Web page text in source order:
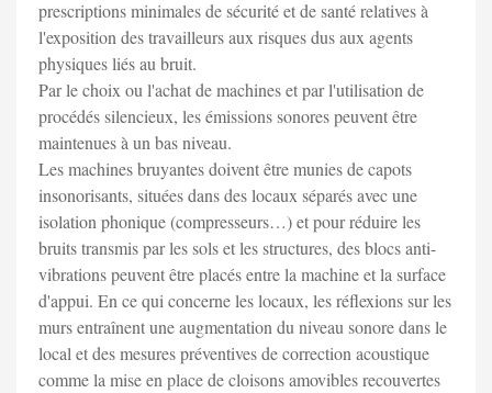
prescriptions minimales de sécurité et de santé relatives à
l'exposition des travailleurs aux risques dus aux agents
physiques liés au bruit.
Par le choix ou l'achat de machines et par l'utilisation de
procédés silencieux, les émissions sonores peuvent être
maintenues à un bas niveau.
Les machines bruyantes doivent être munies de capots
insonorisants, situées dans des locaux séparés avec une
isolation phonique (compresseurs…) et pour réduire les
bruits transmis par les sols et les structures, des blocs anti-
vibrations peuvent être placés entre la machine et la surface
d'appui. En ce qui concerne les locaux, les réflexions sur les
murs entraînent une augmentation du niveau sonore dans le
local et des mesures préventives de correction acoustique
comme la mise en place de cloisons amovibles recouvertes